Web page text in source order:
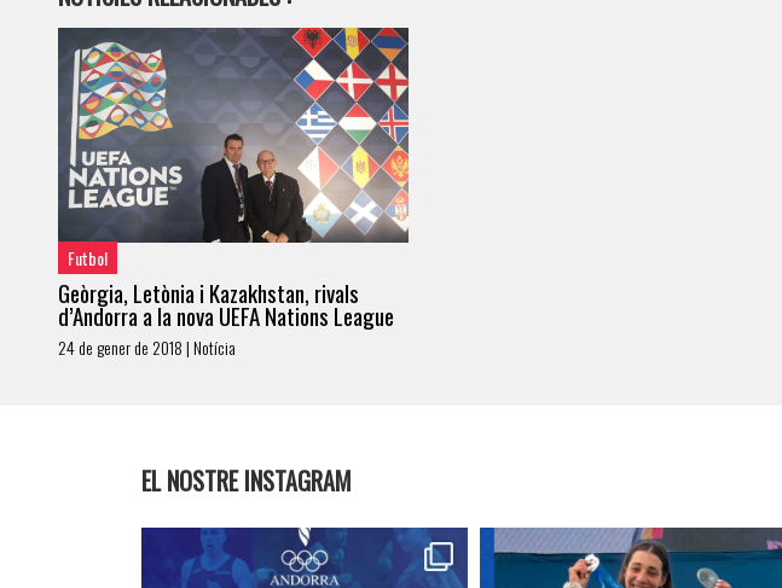
Futbol
Geòrgia, Letònia i Kazakhstan, rivals
d’Andorra a la nova UEFA Nations League
24 de gener de 2018 | Notícia
EL NOSTRE INSTAGRAM